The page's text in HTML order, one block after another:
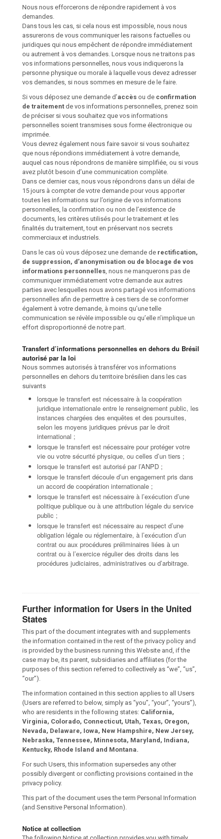
Nous nous efforcerons de répondre rapidement à vos
demandes.
Dans tous les cas, si cela nous est impossible, nous nous
assurerons de vous communiquer les raisons factuelles ou
juridiques qui nous empêchent de répondre immédiatement
ou autrement à vos demandes. Lorsque nous ne traitons pas
vos informations personnelles, nous vous indiquerons la
personne physique ou morale à laquelle vous devez adresser
vos demandes, si nous sommes en mesure de le faire.
Si vous déposez une demande d’accèsou de confirmation
de traitementde vos informations personnelles, prenez soin
de préciser si vous souhaitez que vos informations
personnelles soient transmises sous forme électronique ou
imprimée.
Vous devrez également nous faire savoir si vous souhaitez
que nous répondions immédiatement à votre demande,
auquel cas nous répondrons de manière simplifiée, ou si vous
avez plutôt besoin d’une communication complète.
Dans ce dernier cas, nous vous répondrons dans un délai de
15 jours à compter de votre demande pour vous apporter
toutes les informations sur l’origine de vos informations
personnelles, la confirmation ou non de l’existence de
documents, les critères utilisés pour le traitement et les
finalités du traitement, tout en préservant nos secrets
commerciaux et industriels.
Dans le cas où vous déposez une demande de rectification,
de suppression, d’anonymisation ou de blocage de vos
informations personnelles, nous ne manquerons pas de
communiquer immédiatement votre demande aux autres
parties avec lesquelles nous avons partagé vos informations
personnelles afin de permettre à ces tiers de se conformer
également à votre demande, à moins qu’une telle
communication se révèle impossible ou qu’elle n’implique un
effort disproportionné de notre part.
Transfert d’informations personnelles en dehors du Brésil
autorisé par la loi
Nous sommes autorisés à transférer vos informations
personnelles en dehors du territoire brésilien dans les cas
suivants
lorsque le transfert est nécessaire à la coopération
juridique internationale entre le renseignement public, les
instances chargées des enquêtes et des poursuites,
selon les moyens juridiques prévus par le droit
international ;
lorsque le transfert est nécessaire pour protéger votre
vie ou votre sécurité physique, ou celles d’un tiers ;
lorsque le transfert est autorisé par l’ANPD ;
lorsque le transfert découle d’un engagement pris dans
un accord de coopération internationale ;
lorsque le transfert est nécessaire à l’exécution d’une
politique publique ou à une attribution légale du service
public ;
lorsque le transfert est nécessaire au respect d’une
obligation légale ou réglementaire, à l’exécution d’un
contrat ou aux procédures préliminaires liées à un
contrat ou à l’exercice régulier des droits dans les
procédures judiciaires, administratives ou d’arbitrage.
Further information for Users in the United
States
This part of the document integrates with and supplements
the information contained in the rest of the privacy policy and
is provided by the business running this Website and, if the
case may be, its parent, subsidiaries and affiliates (for the
purposes of this section referred to collectively as “we”, “us”,
“our”).
The information contained in this section applies to all Users
(Users are referred to below, simply as “you”, “your”, “yours”),
who are residents in the following states: California,
Virginia, Colorado, Connecticut, Utah, Texas, Oregon,
Nevada, Delaware, Iowa, New Hampshire, New Jersey,
Nebraska, Tennessee, Minnesota, Maryland, Indiana,
Kentucky, Rhode Island and Montana.
For such Users, this information supersedes any other
possibly divergent or conflicting provisions contained in the
privacy policy.
This part of the document uses the term Personal Information
(and Sensitive Personal Information).
Notice at collection